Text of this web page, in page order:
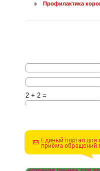
Профилактика
2 + 2 =